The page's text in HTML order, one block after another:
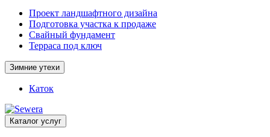
Проект ландшафтного дизайна
Подготовка участка к продаже
Свайный фундамент
Терраса под ключ
Зимние утехи
Каток
Каталог услуг